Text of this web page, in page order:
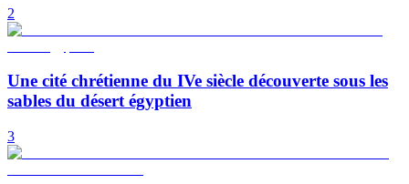
2
Une cité chrétienne du IVe siècle découverte sous les
sables du désert égyptien
3